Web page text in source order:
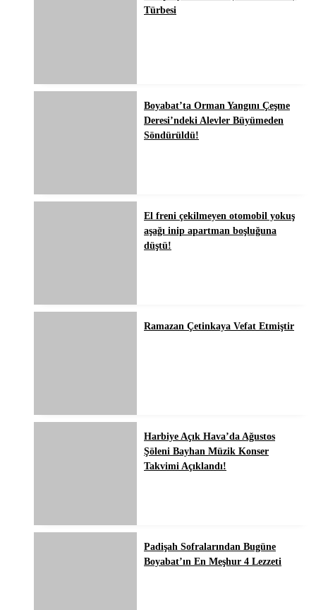
Türbesi
Boyabat’ta Orman Yangını Çeşme
Deresi’ndeki Alevler Büyümeden
Söndürüldü!
El freni çekilmeyen otomobil yokuş
aşağı inip apartman boşluğuna
düştü!
Ramazan Çetinkaya Vefat Etmiştir
Harbiye Açık Hava’da Ağustos
Şöleni Bayhan Müzik Konser
Takvimi Açıklandı!
Padişah Sofralarından Bugüne
Boyabat’ın En Meşhur 4 Lezzeti